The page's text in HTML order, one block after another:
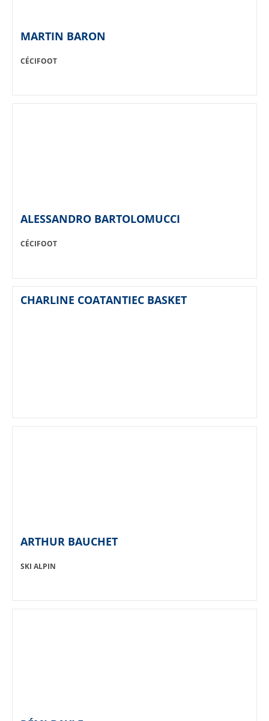
MARTIN BARON
SPORT:
CÉCIFOOT
ALESSANDRO BARTOLOMUCCI
SPORT:
CÉCIFOOT
CHARLINE COATANTIEC BASKET
ARTHUR BAUCHET
SPORT:
SKI ALPIN